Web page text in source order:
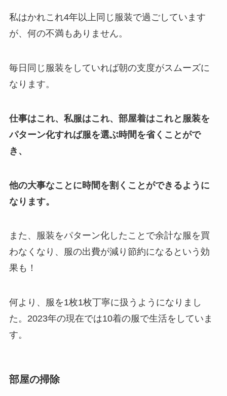
私はかれこれ4年以上同じ服装で過ごしています
が、何の不満もありません。
毎日同じ服装をしていれば朝の支度がスムーズに
なります。
仕事はこれ、私服はこれ、部屋着はこれと服装を
パターン化すれば服を選ぶ時間を省くことがで
き、
他の大事なことに時間を割くことができるように
なります。
また、服装をパターン化したことで余計な服を買
わなくなり、服の出費が減り節約になるという効
果も！
何より、服を1枚1枚丁寧に扱うようになりまし
た。2023年の現在では10着の服で生活をしていま
す。
部屋の掃除